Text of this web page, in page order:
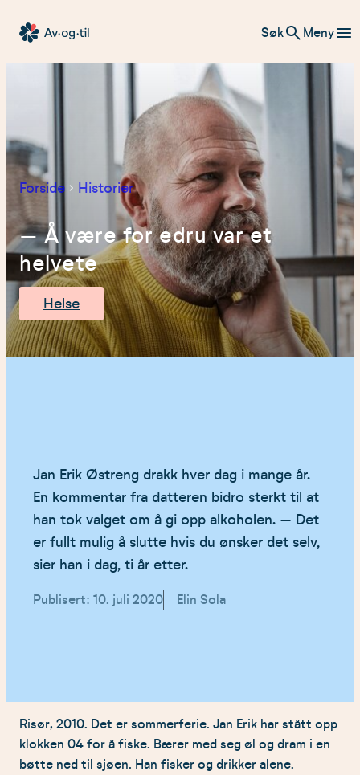
Av-
og-
Søk Meny
Forside Historier
– Å være for edru var et
helvete
Helse
Jan Erik Østreng drakk hver dag i mange år.
En kommentar fra datteren bidro sterkt til at
han tok valget om å gi opp alkoholen. – Det
er fullt mulig å slutte hvis du ønsker det selv,
sier han i dag, ti år etter.
Publisert: 10. juli 2020 Elin Sola
Risør, 2010. Det er sommerferie. Jan Erik har stått opp
klokken 04 for å fiske. Bærer med seg øl og dram i en
bøtte ned til sjøen. Han fisker og drikker alene.